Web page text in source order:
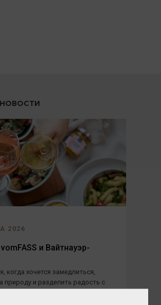
2026
и Вайтнауэр-
когда хочется замедлиться,
природу и разделить радость с
это...